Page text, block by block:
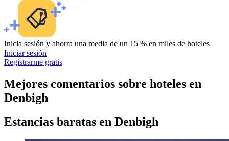
Inicia sesión y ahorra una media de un 15 % en miles de hoteles
Iniciar sesión
Registrarme gratis
Mejores comentarios sobre hoteles en
Denbigh
Estancias baratas en Denbigh